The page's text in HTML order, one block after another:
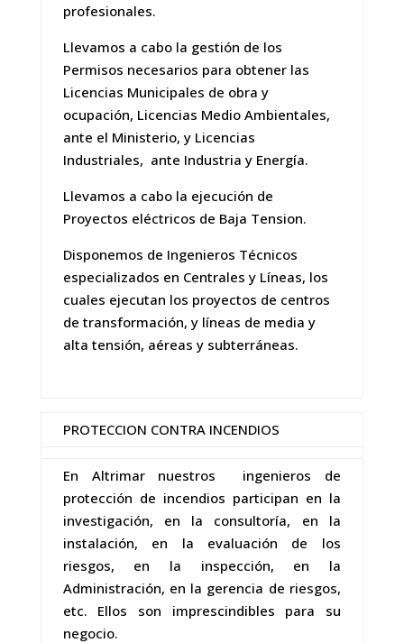
profesionales.
Llevamos a cabo la gestión de los
Permisos necesarios para obtener las
Licencias Municipales de obra y
ocupación, Licencias Medio Ambientales,
ante el Ministerio, y Licencias
Industriales, ante Industria y Energía.
Llevamos a cabo la ejecución de
Proyectos eléctricos de Baja Tension.
Disponemos de Ingenieros Técnicos
especializados en Centrales y Líneas, los
cuales ejecutan los proyectos de centros
de transformación, y líneas de media y
alta tensión, aéreas y subterráneas.
PROTECCION CONTRA INCENDIOS
En Altrimar nuestros ingenieros de
protección de incendios participan en la
investigación, en la consultoría, en la
instalación, en la evaluación de los
riesgos, en la inspección, en la
Administración, en la gerencia de riesgos,
etc. Ellos son imprescindibles para su
negocio.